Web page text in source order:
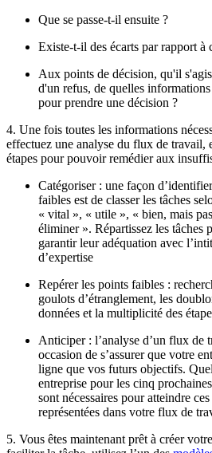
Que se passe-t-il ensuite ?
Existe-t-il des écarts par rapport à
Aux points de décision, qu'il
d'un refus, de quelles
pour prendre une décision ?
4. Une fois toutes les informations
effectuez une analyse du flux de travail,
étapes pour pouvoir remédier aux
Catégoriser : une façon
faibles est de classer les tâches
« vital », « utile », « bien, mais
éliminer ». Répartissez les tâches
garantir leur adéquation avec
d’expertise
Repérer les points faibles :
goulots d’étranglement, les
données et la multiplicité des
Anticiper : l’analyse d’un flux de
occasion de s’assurer que votre
ligne que vos futurs objectifs.
entreprise pour les cinq
sont nécessaires pour atteindre
représentées dans votre flux de
5. Vous êtes maintenant prêt à créer